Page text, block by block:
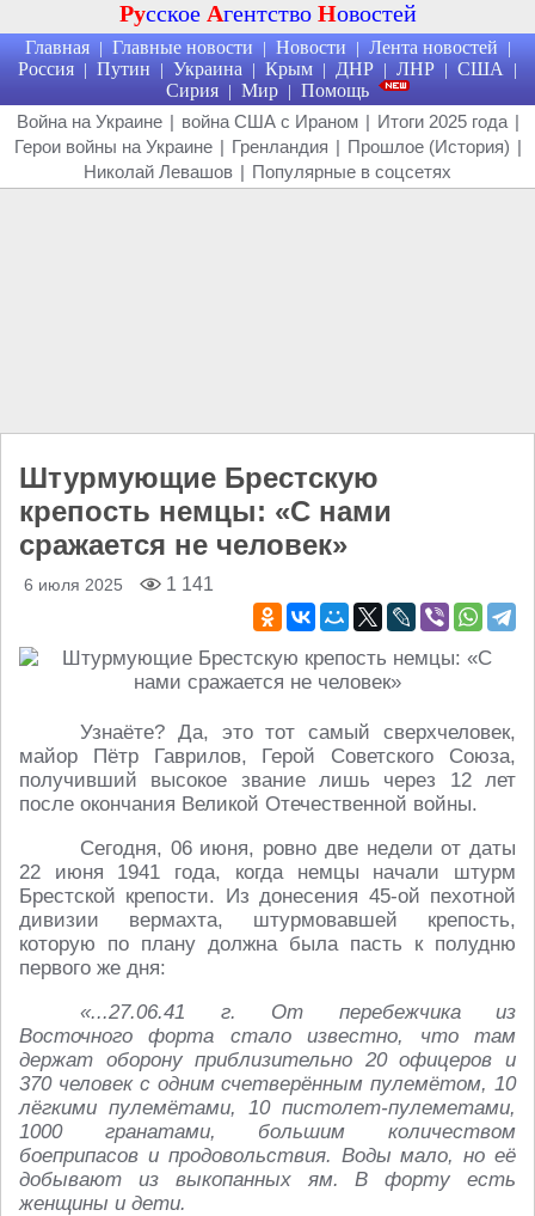
Русское Агентство Новостей
Главная | Главные новости | Новости | Лента новостей |
Россия | Путин | Украина | Крым | ДНР | ЛНР | США |
Сирия | Мир | Помощь
Война на Украине | война США с Ираном | Итоги 2025 года |
Герои войны на Украине | Гренландия | Прошлое (История) |
Николай Левашов | Популярные в соцсетях
Штурмующие Брестскую
крепость немцы: «С нами
сражается не человек»
6 июля 2025 1 141
Узнаёте? Да, это тот самый сверхчеловек,
майор Пётр Гаврилов, Герой Советского Союза,
получивший высокое звание лишь через 12 лет
после окончания Великой Отечественной войны.
Сегодня, 06 июня, ровно две недели от даты
22 июня 1941 года, когда немцы начали штурм
Брестской крепости. Из донесения 45-ой пехотной
дивизии вермахта, штурмовавшей крепость,
которую по плану должна была пасть к полудню
первого же дня:
«...27.06.41 г. От перебежчика из
Восточного форта стало известно, что там
держат оборону приблизительно 20 офицеров и
370 человек с одним счетверённым пулемётом, 10
лёгкими пулемётами, 10 пистолет-пулеметами,
1000 гранатами, большим количеством
боеприпасов и продовольствия. Воды мало, но её
добывают из выкопанных ям. В форту есть
женщины и дети.